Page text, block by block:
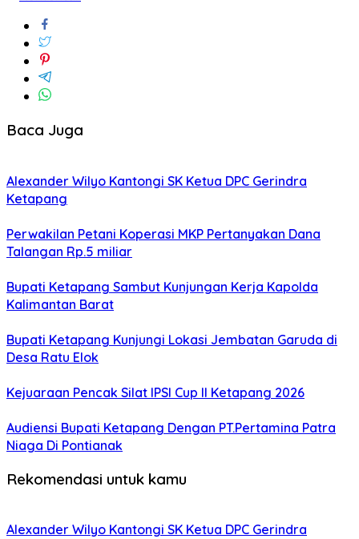
Baca Juga
Alexander Wilyo Kantongi SK Ketua DPC Gerindra
Ketapang
Perwakilan Petani Koperasi MKP Pertanyakan Dana
Talangan Rp.5 miliar
Bupati Ketapang Sambut Kunjungan Kerja Kapolda
Kalimantan Barat
Bupati Ketapang Kunjungi Lokasi Jembatan Garuda di
Desa Ratu Elok
Kejuaraan Pencak Silat IPSI Cup II Ketapang 2026
Audiensi Bupati Ketapang Dengan PT.Pertamina Patra
Niaga Di Pontianak
Rekomendasi untuk kamu
Alexander Wilyo Kantongi SK Ketua DPC Gerindra